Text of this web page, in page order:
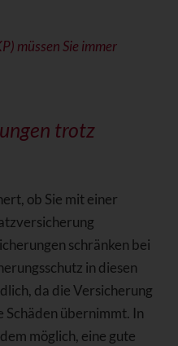
müssen Sie immer
trotz
ob Sie mit einer
schränken bei
in diesen
da die Versicherung
übernimmt. In
möglich, eine gute